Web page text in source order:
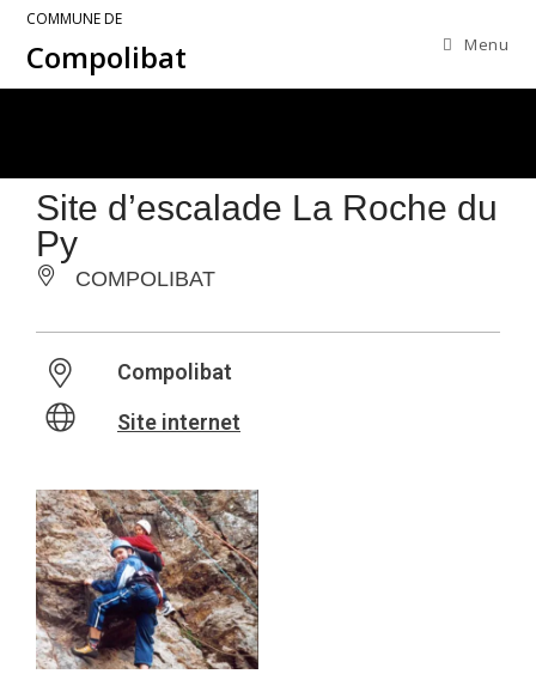
COMMUNE DE
Compolibat Menu
Site d’escalade La Roche du
Py
COMPOLIBAT
Compolibat
Site internet